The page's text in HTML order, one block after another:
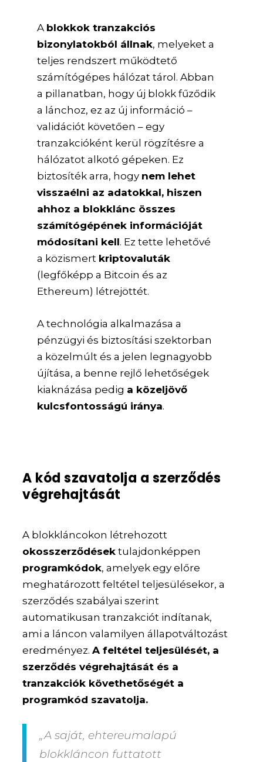
A blokkok tranzakciós
bizonylatokból állnak, melyeket a
teljes rendszert működtető
számítógépes hálózat tárol. Abban
a pillanatban, hogy új blokk fűződik
a lánchoz, ez az új információ –
validációt követően – egy
tranzakcióként kerül rögzítésre a
hálózatot alkotó gépeken. Ez
biztosíték arra, hogy nem lehet
visszaélni az adatokkal, hiszen
ahhoz a blokklánc összes
számítógépének információját
módosítani kell. Ez tette lehetővé
a közismert kriptovaluták
(legfőképp a Bitcoin és az
Ethereum) létrejöttét.
A technológia alkalmazása a
pénzügyi és biztosítási szektorban
a közelmúlt és a jelen legnagyobb
újítása, a benne rejlő lehetőségek
kiaknázása pedig a közeljövő
kulcsfontosságú iránya.
A kód szavatolja a szerződés
végrehajtását
A blokkláncokon létrehozott
okosszerződések tulajdonképpen
programkódok, amelyek egy előre
meghatározott feltétel teljesülésekor, a
szerződés szabályai szerint
automatikusan tranzakciót indítanak,
ami a láncon valamilyen állapotváltozást
eredményez.A feltétel teljesülését, a
szerződés végrehajtását és a
tranzakciók követhetőségét a
programkód szavatolja.
„A saját, ehtereumalapú
blokkláncon futtatott